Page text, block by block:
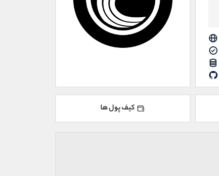
کیف پول ها